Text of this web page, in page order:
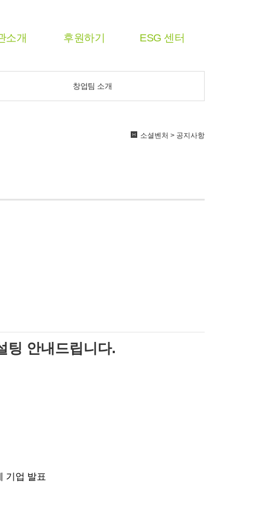
소개 후원하기 ESG 센터
창업팀 소개
소셜벤처 > 공지사항
팅 안내드립니다.
기업 발표